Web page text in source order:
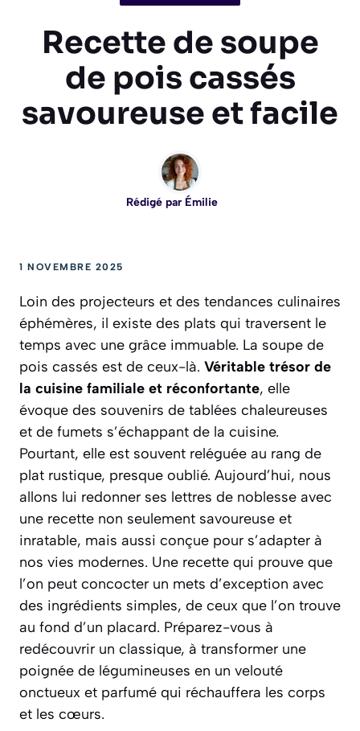
Recette de soupe
de pois cassés
savoureuse et facile
Rédigé par Émilie
1 NOVEMBRE 2025
Loin des projecteurs et des tendances culinaires
éphémères, il existe des plats qui traversent le
temps avec une grâce immuable. La soupe de
pois cassés est de ceux-là. Véritable trésor de
la cuisine familiale et réconfortante, elle
évoque des souvenirs de tablées chaleureuses
et de fumets s’échappant de la cuisine.
Pourtant, elle est souvent reléguée au rang de
plat rustique, presque oublié. Aujourd’hui, nous
allons lui redonner ses lettres de noblesse avec
une recette non seulement savoureuse et
inratable, mais aussi conçue pour s’adapter à
nos vies modernes. Une recette qui prouve que
l’on peut concocter un mets d’exception avec
des ingrédients simples, de ceux que l’on trouve
au fond d’un placard. Préparez-vous à
redécouvrir un classique, à transformer une
poignée de légumineuses en un velouté
onctueux et parfumé qui réchauffera les corps
et les cœurs.